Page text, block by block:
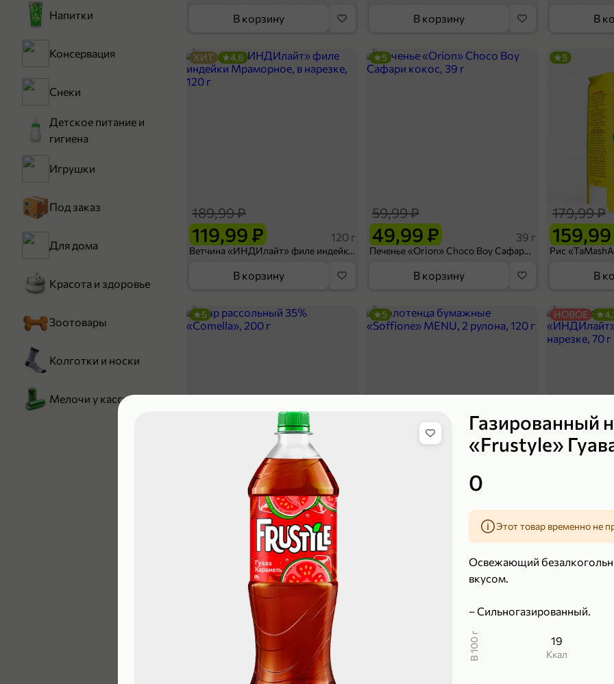
Газированный
«Frustyle»
0
Этот товар временно не
Освежающий
вкусом.
– Сильногазированный.
В 100 г 19
ккал
Напитки
Консервация
Снеки
Детское питание и
гигиена
Игрушки
Под заказ
Для дома
Красота и здоровье
Зоотовары
Колготки и носки
Мелочи у кассы
В корзину В корзину В
119,99 ₽
189,99 ₽
120 г
Ветчина «ИНДИлайт» филе индейки Мраморное, в нарезке, 120 г
ХИТ 4,6
В корзину
49,99 ₽
59,99 ₽
39 г
Печенье «Orion» Choco Boy Сафари кокос, 39 г
5
В корзину
179,99 ₽
5
В
129,99 ₽ 200 г
5
В корзину
Полотенца бумажные «Soffione» MENU, 2 рулона, 120 г
5 НОВОЕ
В